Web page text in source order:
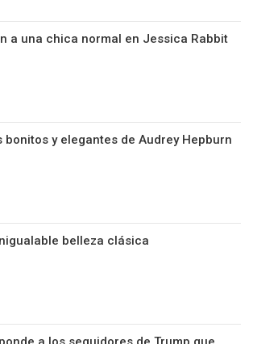
a una chica normal en Jessica Rabbit
bonitos y elegantes de Audrey Hepburn
belleza clásica